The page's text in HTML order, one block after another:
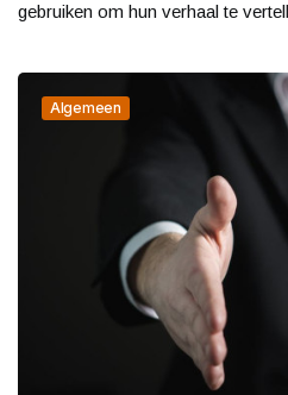
gebruiken om hun verhaal te
Algemeen